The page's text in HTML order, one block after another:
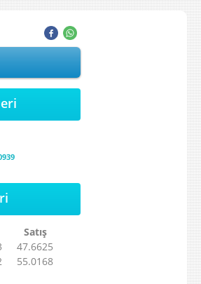
Satış
47.6625
55.0168